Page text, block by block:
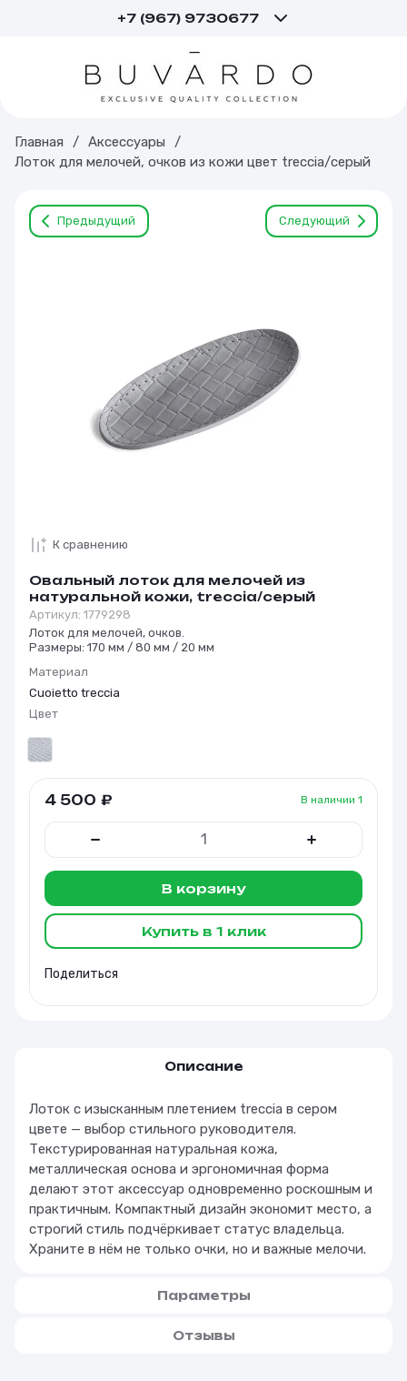
+7 (967) 9730677
Главная / Аксессуары
/
Лоток для мелочей, очков из кожи цвет treccia/серый
Предыдущий Следующий
Овальный лоток для мелочей из
натуральной кожи, treccia/серый
Артикул: 1779298
Лоток для мелочей, очков.
Размеры: 170 мм / 80 мм / 20 мм
Материал
Cuoietto treccia
Цвет
В наличии 1
4 500 ₽
В корзину
Купить в 1 клик
К сравнению
Поделиться
Описание
Лоток с изысканным плетением treccia в сером
цвете — выбор стильного руководителя.
Текстурированная натуральная кожа,
металлическая основа и эргономичная форма
делают этот аксессуар одновременно роскошным и
практичным. Компактный дизайн экономит место, а
строгий стиль подчёркивает статус владельца.
Храните в нём не только очки, но и важные мелочи.
Параметры
Отзывы